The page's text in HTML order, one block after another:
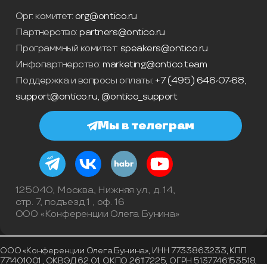
Орг. комитет: org@ontico.ru
Партнерство: partners@ontico.ru
Программный комитет: speakers@ontico.ru
Инфопартнерство: marketing@ontico.team
Поддержка и вопросы оплаты: +7 (495) 646-07-68,
support@ontico.ru, @ontico_support
Мы в телеграм
125040, Москва, Нижняя ул., д. 14,
стр. 7, подъезд 1 , оф. 16
ООО «Конференции Олега Бунина»
ООО «Конференции Олега Бунина», ИНН 7733863233, КПП
771401001 , ОКВЭД 62.01, ОКПО 26117225, ОГРН 5137746153518,